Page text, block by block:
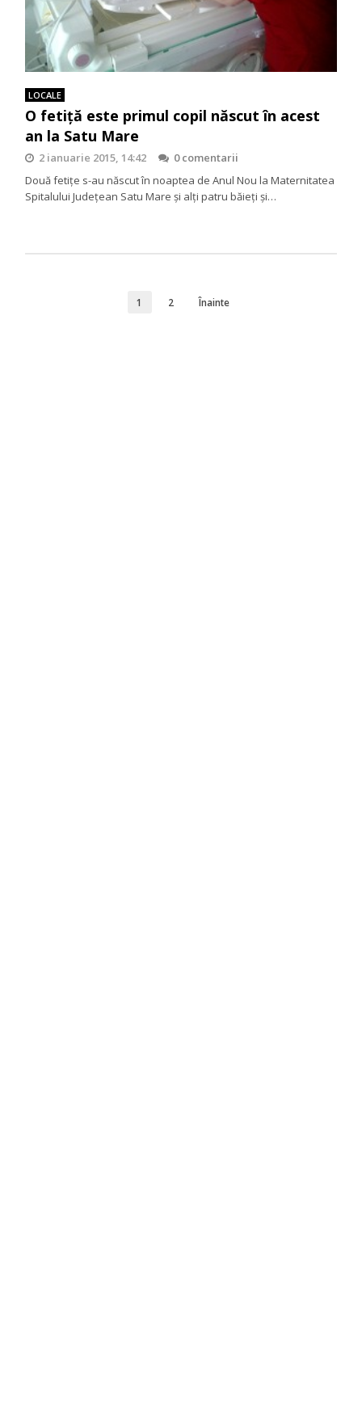
LOCALE
O fetiță este primul copil născut în acest
an la Satu Mare
2 ianuarie 2015, 14:42
0 comentarii
Două fetițe s-au născut în noaptea de Anul Nou la Maternitatea
Spitalului Județean Satu Mare și alți patru băieți și…
1 2 Înainte